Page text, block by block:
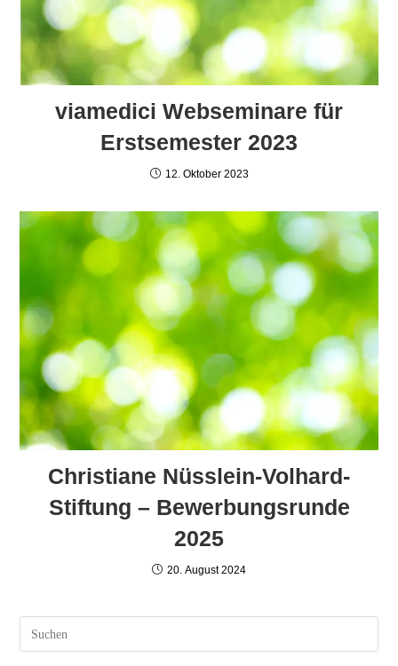
viamedici Webseminare für
Erstsemester 2023
12. Oktober 2023
Christiane Nüsslein-Volhard-
Stiftung – Bewerbungsrunde
2025
20. August 2024